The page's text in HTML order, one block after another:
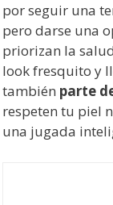
por seguir una
pero darse una
priorizan la
look fresquito y
también parte
respeten tu piel
una jugada